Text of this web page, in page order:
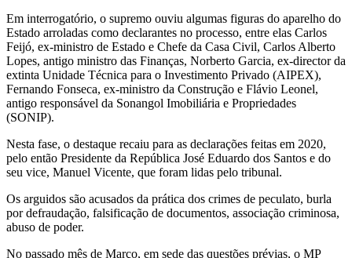
Em interrogatório, o supremo ouviu algumas figuras do aparelho do
Estado arroladas como declarantes no processo, entre elas Carlos
Feijó, ex-ministro de Estado e Chefe da Casa Civil, Carlos Alberto
Lopes, antigo ministro das Finanças, Norberto Garcia, ex-director da
extinta Unidade Técnica para o Investimento Privado (AIPEX),
Fernando Fonseca, ex-ministro da Construção e Flávio Leonel,
antigo responsável da Sonangol Imobiliária e Propriedades
(SONIP).
Nesta fase, o destaque recaiu para as declarações feitas em 2020,
pelo então Presidente da República José Eduardo dos Santos e do
seu vice, Manuel Vicente, que foram lidas pelo tribunal.
Os arguidos são acusados da prática dos crimes de peculato, burla
por defraudação, falsificação de documentos, associação criminosa,
abuso de poder.
No passado mês de Março, em sede das questões prévias, o MP